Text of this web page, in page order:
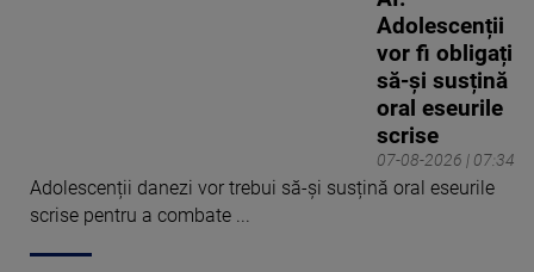
07-08-2026 | 07:34
Adolescenții
vor fi obligați
să-și susțină
oral eseurile
scrise
Adolescenții danezi vor trebui să-și susțină oral eseurile
scrise pentru a combate ...